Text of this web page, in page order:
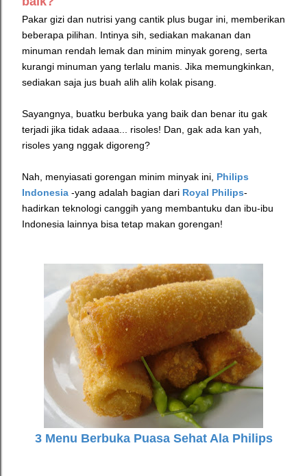
Pakar gizi dan nutrisi yang cantik plus bugar ini, memberikan
beberapa pilihan. Intinya sih, sediakan makanan dan
minuman rendah lemak dan minim minyak goreng, serta
kurangi minuman yang terlalu manis. Jika memungkinkan,
sediakan saja jus buah alih alih kolak pisang.
Sayangnya, buatku berbuka yang baik dan benar itu gak
terjadi jika tidak adaaa... risoles! Dan, gak ada kan yah,
risoles yang nggak digoreng?
Nah, menyiasati gorengan minim minyak ini, Philips
Indonesia -yang adalah bagian dari Royal Philips-
hadirkan teknologi canggih yang membantuku dan ibu-ibu
Indonesia lainnya bisa tetap makan gorengan!
3 Menu Berbuka Puasa Sehat Ala Philips